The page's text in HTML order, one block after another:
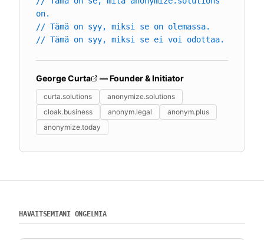
on.
// Tämä on syy, miksi se on olemassa.
// Tämä on syy, miksi se ei voi odottaa.
George Curta — Founder & Initiator
curta.solutions
anonymize.solutions
cloak.business
anonym.legal
anonym.plus
anonymize.today
HAVAITSEMIANI ONGELMIA